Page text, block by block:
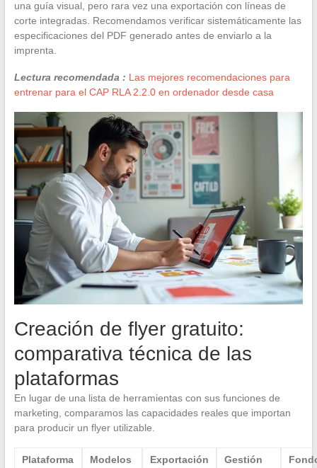
una guía visual, pero rara vez una exportación con líneas de
corte integradas. Recomendamos verificar sistemáticamente las
especificaciones del PDF generado antes de enviarlo a la
imprenta.
Lectura recomendada : Las mejores recomendaciones para
entrenar para el CAP RLA 2.2.0 en ordenador desde casa
Creación de flyer gratuito:
comparativa técnica de las
plataformas
En lugar de una lista de herramientas con sus funciones de
marketing, comparamos las capacidades reales que importan
para producir un flyer utilizable.
Plataforma
Modelos
Exportación
Gestión